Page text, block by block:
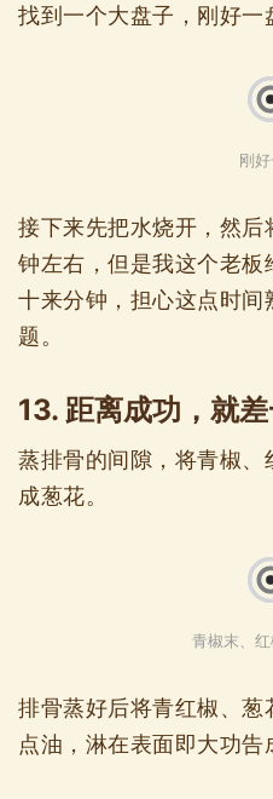
找到一个大盘子，刚好一
刚
接下来先把水烧开，然
钟左右，但是我这个老板
十来分钟，担心这点时
题。
13. 距离成功，就
蒸排骨的间隙，将青椒、
成葱花。
青椒末、
排骨蒸好后将青红椒、
点油，淋在表面即大功告